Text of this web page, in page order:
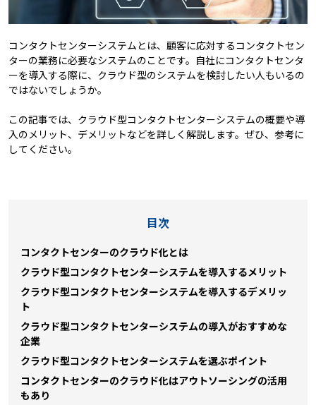
コンタクトセンターシステムとは、顧客に応対するコンタクトセン
ターの業務に必要なシステムのことです。自社にコンタクトセンタ
ーを導入する際に、クラウド型のシステムを検討したい人もいるの
ではないでしょうか。
この記事では、クラウド型コンタクトセンターシステムの概要や導
入のメリット、デメリットなどを詳しく解説します。ぜひ、参考に
してください。
目次
コンタクトセンターのクラウド化とは
クラウド型コンタクトセンターシステムを導入するメリット
クラウド型コンタクトセンターシステムを導入するデメリッ
ト
クラウド型コンタクトセンターシステムの導入がおすすめな
企業
クラウド型コンタクトセンターシステムを選ぶポイント
コンタクトセンターのクラウド化はアウトソーシングの活用
もあり